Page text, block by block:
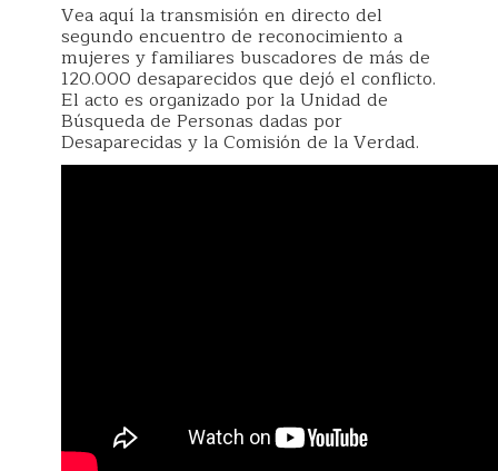
Vea aquí la transmisión en directo del
segundo encuentro de reconocimiento a
mujeres y familiares buscadores de más de
120.000 desaparecidos que dejó el conflicto.
El acto es organizado por la Unidad de
Búsqueda de Personas dadas por
Desaparecidas y la Comisión de la Verdad.